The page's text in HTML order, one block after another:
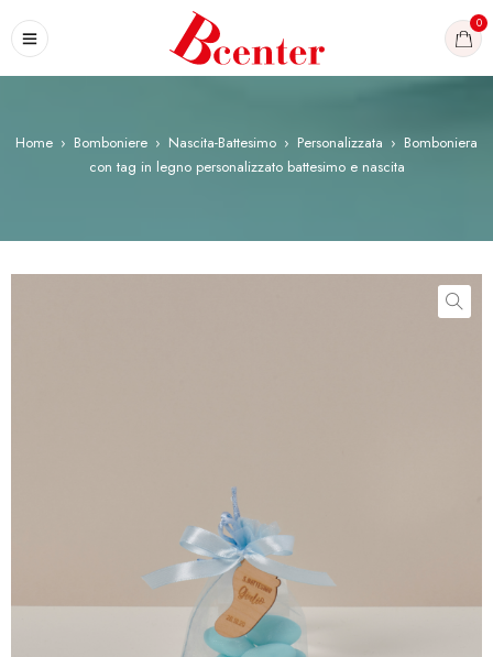
0
Home › Bomboniere › Nascita-Battesimo › Personalizzata › Bomboniera
con tag in legno personalizzato battesimo e nascita